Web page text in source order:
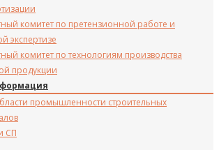
комитет по претензионной работе и
экспертизе
комитет по технологиям производства
продукции
промышленности строительных
СП